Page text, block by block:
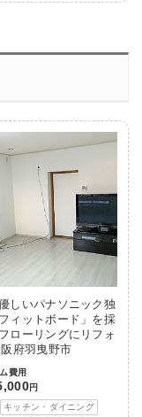
しいパナソニック独
ィットボード」を採
ローリングにリフォ
府羽曳野市
費用
円
キッチン・ダイニング